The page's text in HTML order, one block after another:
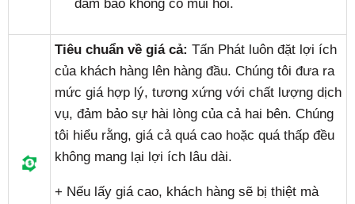
đảm bảo không có mùi hôi.
Tiêu chuẩn về giá cả: Tấn Phát luôn đặt lợi ích
của khách hàng lên hàng đầu. Chúng tôi đưa ra
mức giá hợp lý, tương xứng với chất lượng dịch
vụ, đảm bảo sự hài lòng của cả hai bên. Chúng
tôi hiểu rằng, giá cả quá cao hoặc quá thấp đều
không mang lại lợi ích lâu dài.
+ Nếu lấy giá cao, khách hàng sẽ bị thiệt mà